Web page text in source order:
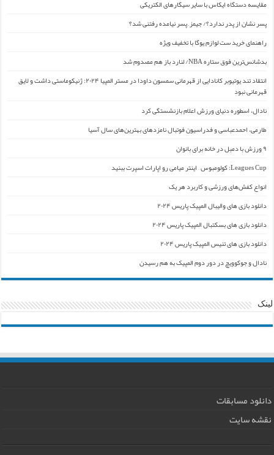
مقایسه دستگاه ایکاس با سایر سیگارهای الکتریکی
پسر نشان از پدر ندارد؟/ جیمز ِ پسر نیامده رفتنی شد؟
راهنمای خرید ست لوازم یوگا با تخفیف ویژه
بدشانس‌ترین فوق ستاره NBA/ لنارد باز هم مصدوم شد
انتقاد تند یوتیوبر کانادایی از قهرمانی سمسون داودا در مستر المپیا ۲۰۲۴: ژنیکوماستی داشت و لایق
قهرمانی نبود
نادال، اسطوره دنیای ورزش اعلام بازنشستگی کرد
طارمی، احمدعباسی و فدراسیون فوتبال نامزدهای بهترین‌های سال آسیا
۹ ورزش با دمبل در خانه برای بانوان
Leagues Cup: کولومبوس – اینتر میامی رو اپارات اسپرت ببنید
انواع کفش‌های ورزشی و کاربرد هر یک
دانلود بازی های والیبال المپیک پاریس ۲۰۲۴
دانلود بازی های بسکتبال المپیک پاریس ۲۰۲۴
دانلود بازی های تنیس المپیک پاریس ۲۰۲۴
نادال و جوکوویچ در دور دوم المپیک به هم رسیدن
لینک
دانلود مسابقات
نقشه سایت